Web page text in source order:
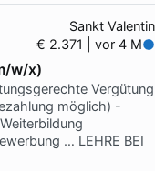
Sankt Valentin
€ 2.371 | vor 4 M
w/x)
Vergütung
möglich) -
… LEHRE BEI